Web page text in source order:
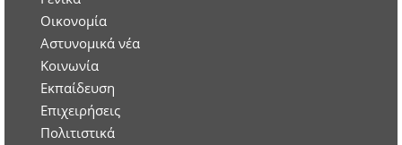
Οικονομία
Aστυνομικά νέα
Κοινωνία
Εκπαίδευση
Επιχειρήσεις
Πολιτιστικά